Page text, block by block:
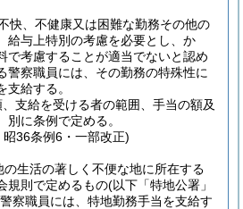
快、不健康又は困難な勤務その他の
給与上特別の考慮を必要とし、か
で考慮することが適当でないと認め
警察職員には、その勤務の特殊性に
支給する。
支給を受ける者の範囲、手当の額及
に条例で定める。
36条例6・一部改正)
の生活の著しく不便な地に所在する
規則で定めるもの(以下「特地公署」
察職員には、特地勤務手当を支給す